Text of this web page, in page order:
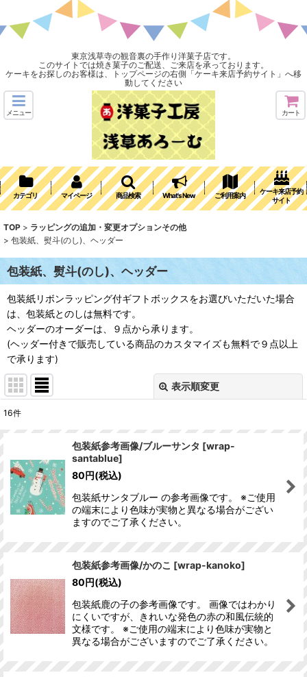
東京浅草寺の観音裏の手作り洋菓子店です。
このサイトでは焼き菓子のご配送、ご来店を承っております。
ケーキをお探しのお客様は、トップページの右側「ケーキ来店予約サイト」へ移
動してください
メニュー カート
カテゴリ マイページ 商品検索 What's New ご利用案内
ケーキ来店予約
サイト
TOP > ラッピングの追加・変更オプションその他
> 包装紙、熨斗(のし)、ヘッダー
包装紙、熨斗(のし)、ヘッダー
包装紙リボンラッピング付ギフトボックスをお選びいただいた場合
は、包装紙とのしは無料です。
ヘッダーのオーダーは、９点から承ります。
(ヘッダー付きで販売している商品のカスタマイズも無料で９点以上
で承ります)
表示順変更
並び順:
絞り込む
16件
包装紙参考画像/ブルーサンタ [wrap-
santablue]
80円(税込)
包装紙サンタブルー の参考画像です。 ※ご使用
の端末により色味が実物と異なる場合がござい
ますのでご了承ください。
包装紙参考画像/かのこ [wrap-kanoko]
80円(税込)
包装紙鹿の子の参考画像です。 画像ではわかり
にくいですが、きれいな発色の赤の和風伝統的
文様です。 ※ご使用の端末により色味が実物と
異なる場合がございますのでご了承ください。